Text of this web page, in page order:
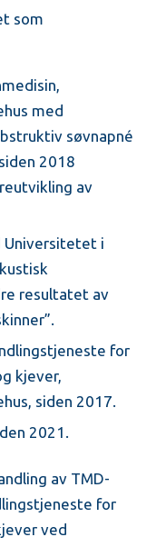
som
med
søvnapné
2018
av
Universitetet i
resultatet av
for
kjever,
siden 2017.
2021.
av TMD-
for
ved